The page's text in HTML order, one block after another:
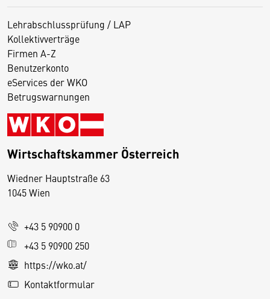
Lehrabschlussprüfung / LAP
Kollektivverträge
Firmen A-Z
Benutzerkonto
eServices der WKO
Betrugswarnungen
Wirtschaftskammer Österreich
Wiedner Hauptstraße 63
1045 Wien
+43 5 90900 0
+43 5 90900 250
https://wko.at/
Kontaktformular
D
s
e
S
e